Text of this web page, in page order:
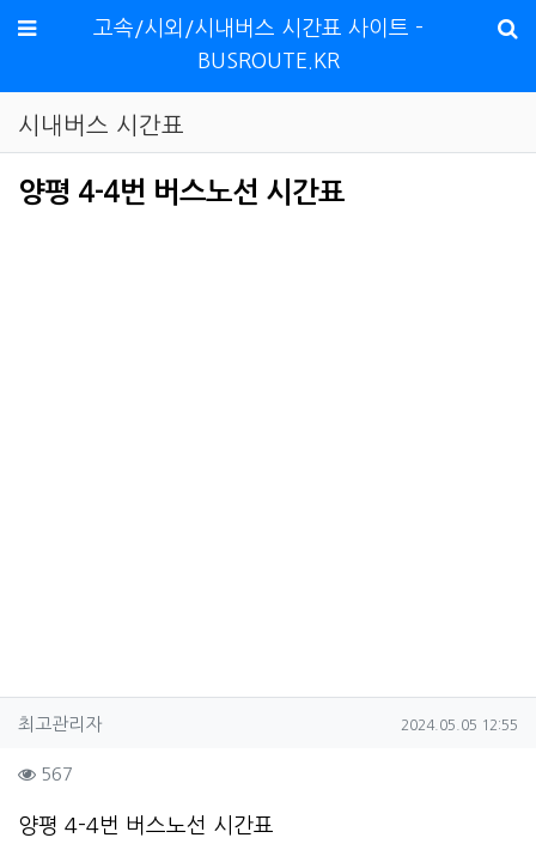
메뉴
고속/시외/시내버스 시간표 사이트 -
BUSROUTE.KR
시내버스 시간표
양평 4-4번 버스노선 시간표
작성자 정보
최고관리자작성 작성일
2024.05.05 12:55
컨텐츠 정보
567
본문
양평 4-4번 버스노선 시간표